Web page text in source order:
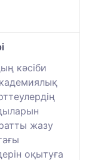
кәсіби
жазу
оқытуға